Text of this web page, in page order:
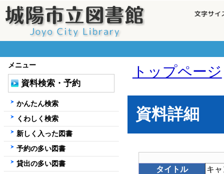
トップページ
資料詳細
タイトル
キ
メニュー
資料検索・予約
かんたん検索
くわしく検索
新しく入った図書
予約の多い図書
貸出の多い図書